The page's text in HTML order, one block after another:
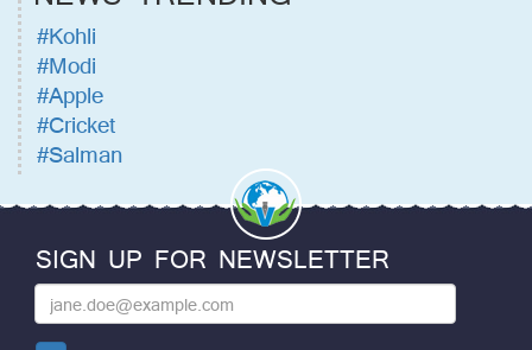
#Kohli
#Modi
#Apple
#Cricket
#Salman
SIGN UP FOR NEWSLETTER